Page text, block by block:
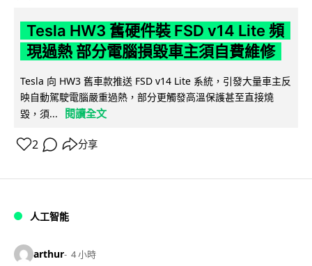
Tesla HW3 舊硬件裝 FSD v14 Lite 頻
現過熱 部分電腦損毀車主須自費維修
Tesla 向 HW3 舊車款推送 FSD v14 Lite 系統，引發大量車主反
映自動駕駛電腦嚴重過熱，部分更觸發高溫保護甚至直接燒
毀，須...
閱讀全文
2 分享
人工智能
arthur 4 小時